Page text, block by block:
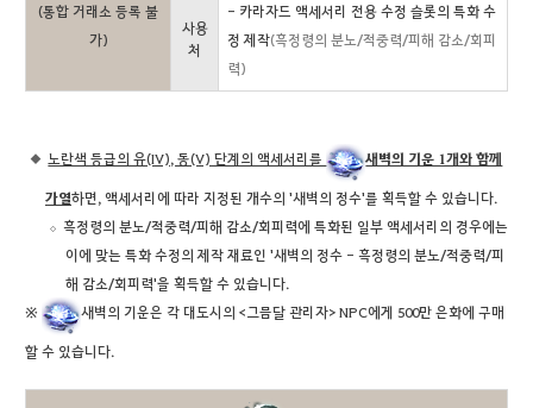
(통합 거래소 등록 불
가)
사용
처
- 카라자드 액세서리 전용 수정 슬롯의 특화 수
정 제작(흑정령의 분노/적중력/피해 감소/회피
력)
노란색 등급의 유(IV), 동(V) 단계의 액세서리를 새벽의 기운 1개와 함께
가열하면, 액세서리에 따라 지정된 개수의 '새벽의 정수'를 획득할 수 있습니다.
흑정령의 분노/적중력/피해 감소/회피력에 특화된 일부 액세서리의 경우에는
이에 맞는 특화 수정의 제작 재료인 '새벽의 정수 - 흑정령의 분노/적중력/피
해 감소/회피력'을 획득할 수 있습니다.
※
새벽의 기운은 각 대도시의 <그믐달 관리자> NPC에게 500만 은화에 구매
할 수 있습니다.